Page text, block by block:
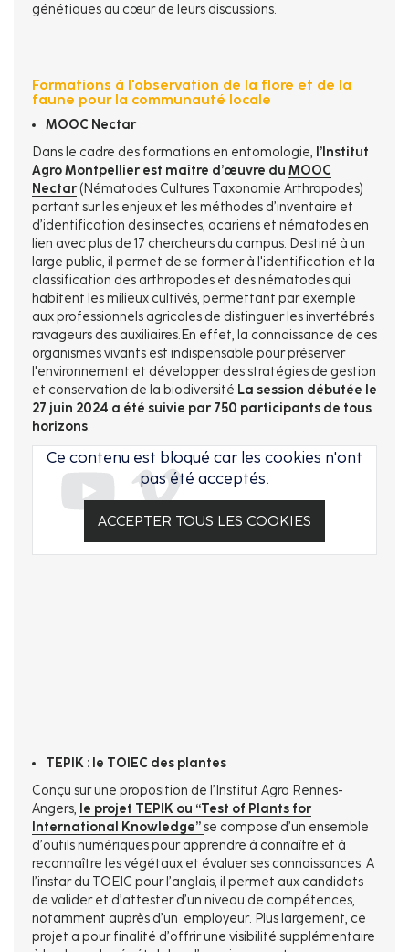
génétiques au cœur de leurs discussions.
Formations à l'observation de la flore et de la
faune pour la communauté locale
MOOC Nectar
Dans le cadre des formations en entomologie, l’Institut
Agro Montpellier est maître d’œuvre du MOOC
Nectar(Nématodes Cultures Taxonomie Arthropodes)
portant sur les enjeux et les méthodes d’inventaire et
d’identification des insectes, acariens et nématodes en
lien avec plus de 17 chercheurs du campus. Destiné à un
large public, il permet de se former à l'identification et la
classification des arthropodes et des nématodes qui
habitent les milieux cultivés, permettant par exemple
aux professionnels agricoles de distinguer les invertébrés
ravageurs des auxiliaires.En effet, la connaissance de ces
organismes vivants est indispensable pour préserver
l'environnement et développer des stratégies de gestion
et conservation de la biodiversité La session débutée le
27 juin 2024 a été suivie par 750 participants de tous
horizons.
Ce contenu est bloqué car les cookies n'ont
pas été acceptés.
ACCEPTER TOUS LES COOKIES
TEPIK : le TOIEC des plantes
Conçu sur une proposition de l’Institut Agro Rennes-
Angers, le projet TEPIK ou “Test of Plants for
International Knowledge”se compose d’un ensemble
d’outils numériques pour apprendre à connaître et à
reconnaître les végétaux et évaluer ses connaissances. A
l’instar du TOEIC pour l’anglais, il permet aux candidats
de valider et d’attester d’un niveau de compétences,
notamment auprès d’un employeur. Plus largement, ce
projet a pour finalité d’offrir une visibilité supplémentaire